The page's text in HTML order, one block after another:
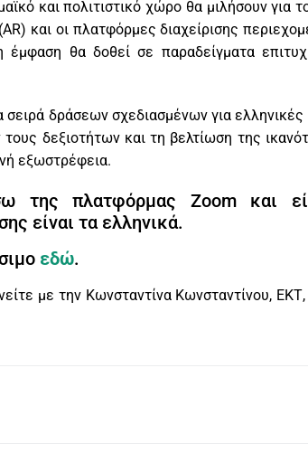
και πολιτιστικό χώρο θα μιλήσουν
και οι πλατφόρμες διαχείρισης
έμφαση θα δοθεί σε παραδείγματα
δράσεων σχεδιασμένων για ελληνικές
δεξιοτήτων και τη βελτίωση της
εξωστρέφεια.
της πλατφόρμας Zoom και
είναι τα ελληνικά.
εδώ.
με την Κωνσταντίνα Κωνσταντίνου,